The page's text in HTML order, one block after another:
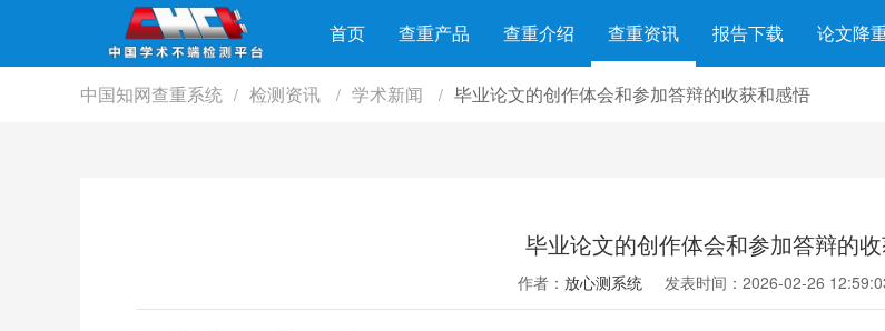
首页 查重产品 查重介绍 查重资讯 报告下载 论文降
中国知网查重系统 / 检测资讯 / 学术新闻 / 毕业论文的创作体会和参加答辩的收获和感悟
毕业论文的创作体会和参加答辩的
作者： 放心测系统 发表时间：2026-02-26